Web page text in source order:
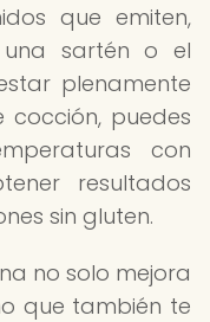
que emiten,
sartén o el
plenamente
cocción, puedes
con
resultados
sin gluten.
no solo mejora
que también te